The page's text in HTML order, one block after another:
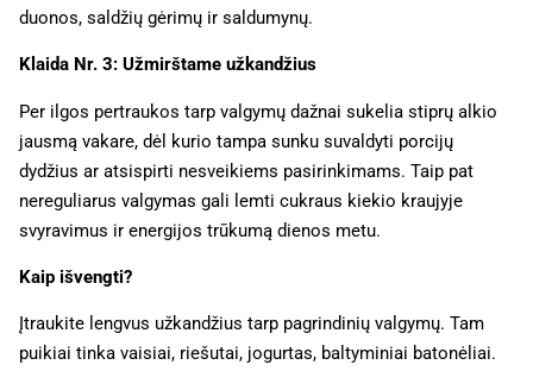
duonos, saldžių gėrimų ir saldumynų.
Klaida Nr. 3: Užmirštame užkandžius
Per ilgos pertraukos tarp valgymų dažnai sukelia stiprų alkio
jausmą vakare, dėl kurio tampa sunku suvaldyti porcijų
dydžius ar atsispirti nesveikiems pasirinkimams. Taip pat
nereguliarus valgymas gali lemti cukraus kiekio kraujyje
svyravimus ir energijos trūkumą dienos metu.
Kaip išvengti?
Įtraukite lengvus užkandžius tarp pagrindinių valgymų. Tam
puikiai tinka vaisiai, riešutai, jogurtas, baltyminiai batonėliai.